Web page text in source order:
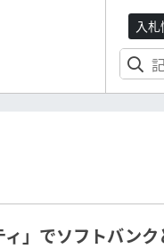
入
」でソフトバン